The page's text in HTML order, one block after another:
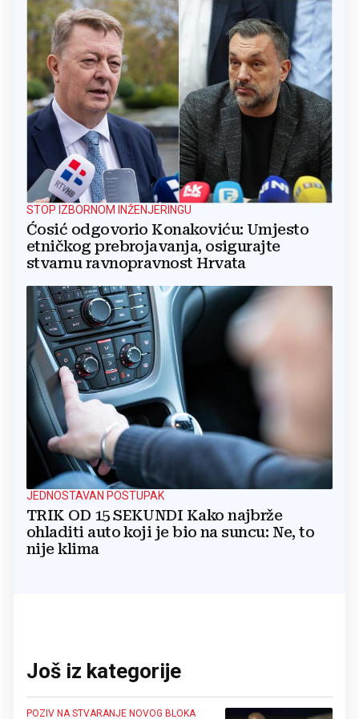
STOP IZBORNOM INŽENJERINGU
Ćosić odgovorio Konakoviću: Umjesto
etničkog prebrojavanja, osigurajte
stvarnu ravnopravnost Hrvata
JEDNOSTAVAN POSTUPAK
TRIK OD 15 SEKUNDI Kako najbrže
ohladiti auto koji je bio na suncu: Ne, to
nije klima
Još iz kategorije
POZIV NA STVARANJE NOVOG BLOKA